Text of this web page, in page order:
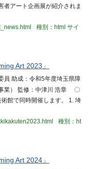
アート企画展が紹介されま
種別：html サイ
Art 2023」
員 助成：令和5年度埼玉県障
業） 監修：中津川 浩章 〇
館で同時開催します。 1. 埼
種別：ht
Art 2024」